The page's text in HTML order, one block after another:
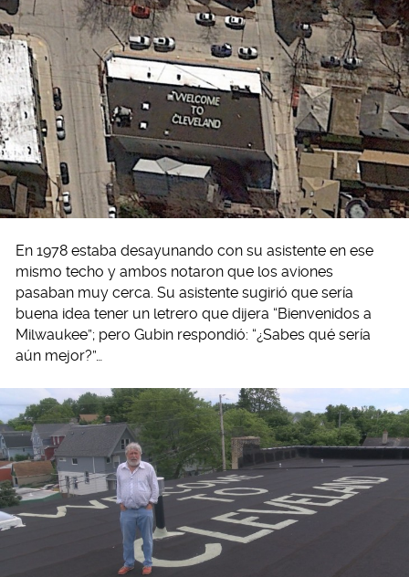
En 1978 estaba desayunando con su asistente en ese
mismo techo y ambos notaron que los aviones
pasaban muy cerca. Su asistente sugirió que sería
buena idea tener un letrero que dijera “Bienvenidos a
Milwaukee”; pero Gubin respondió: “¿Sabes qué sería
aún mejor?”…